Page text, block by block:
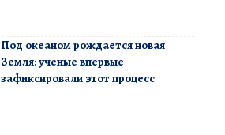
Под океаном рождается новая
Земля: ученые впервые
зафиксировали этот процесс